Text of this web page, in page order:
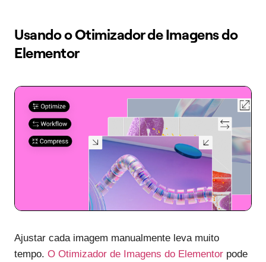
Usando o Otimizador de Imagens do
Elementor
Ajustar cada imagem manualmente leva muito
tempo. O Otimizador de Imagens do Elementor pode